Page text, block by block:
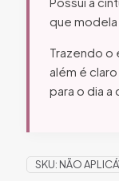
quantidade
que modela
Trazendo o
além é
para o dia a
SKU: NÃO